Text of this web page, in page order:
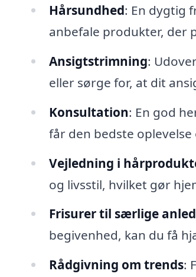
Hårsundhed: En dygtig
anbefale produkter, der
Ansigtstrimning:
eller sørge for, at dit
Konsultation: En god
får den bedste
Vejledning i
og livsstil, hvilket gør
Frisurer til særlige
begivenhed, kan du få
Rådgivning om trends: